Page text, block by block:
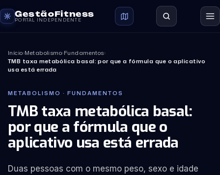
GestãoFitness
PORTAL INDEPENDENTE
Início›Metabolismo›Fundamentos›
TMB taxa metabólica basal: por que a fórmula que o aplicativo
usa está errada
METABOLISMO · FUNDAMENTOS
TMB taxa metabólica basal:
por que a fórmula que o
aplicativo usa está errada
Duas pessoas com o mesmo peso, sexo e idade